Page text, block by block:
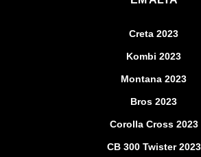
Creta 2023
Kombi 2023
Montana 2023
Bros 2023
Corolla Cross 2023
CB 300 Twister 2023